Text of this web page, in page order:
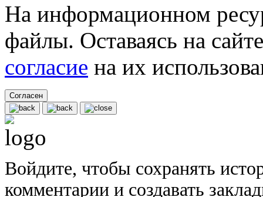
На информационном
файлы. Оставаясь на
согласие на их
Согласен
Войдите, чтобы сохранять
комментарии и создавать